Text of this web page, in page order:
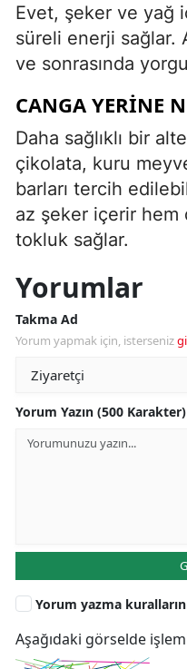
Evet, şeker ve yağ
süreli enerji sağlar.
ve sonrasında
CANGA YERINE
Daha sağlıklı bir
çikolata, kuru
barları tercih
az şeker içerir hem
tokluk sağlar.
Yorumlar
Takma Ad
Yorum yapmak için, isterseniz
Yorum Yazın (500 Karakter)
Yorum yazma
Aşağıdaki görselde